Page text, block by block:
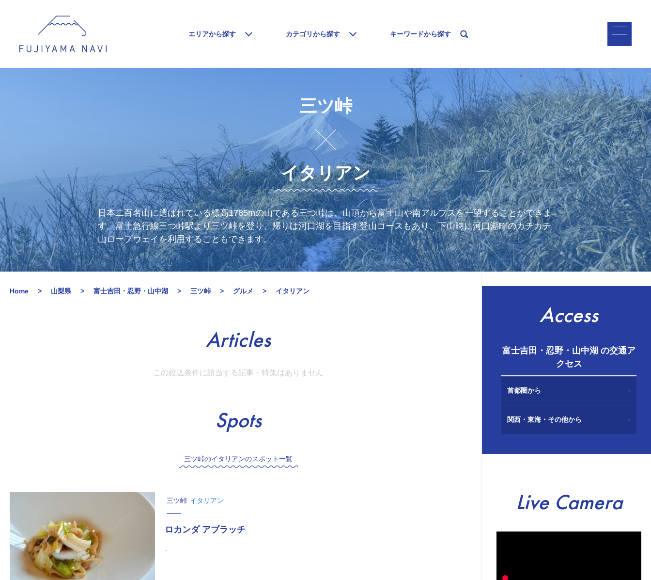
エリアから探す カテゴリから探す キーワードから探す
三ツ峠
イタリアン
日本二百名山に選ばれている標高1785mの山である三つ峠は、山頂から富士山や南アルプスを一望することができま
す。富士急行線三つ峠駅より三ツ峠を登り、帰りは河口湖を目指す登山コースもあり、下山時に河口湖畔のカチカチ
山ロープウェイを利用することもできます。
Home 山梨県 富士吉田・忍野・山中湖 三ツ峠 グルメ イタリアン
Articles
この絞込条件に該当する記事・特集はありません
Spots
三ツ峠のイタリアンのスポット一覧
三ツ峠 イタリアン
ロカンダ アブラッチ
-
Access
富士吉田・忍野・山中湖 の交通ア
クセス
首都圏から
関西・東海・その他から
Live Camera